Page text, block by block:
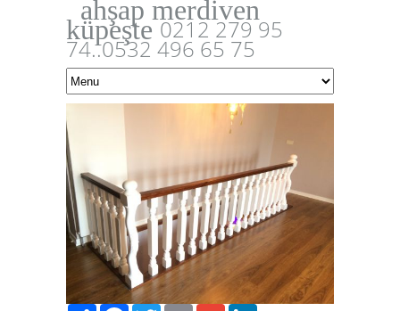
ahşap merdiven
küpeşte0212 279 95
74..0532 496 65 75